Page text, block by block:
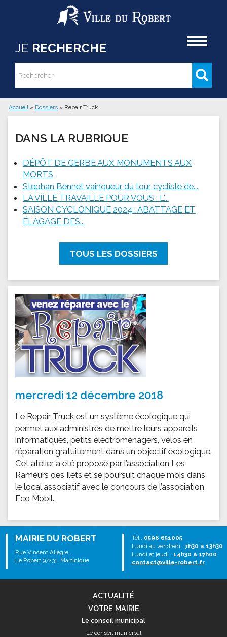
Aller au contenu principal
JE RECHERCHE
Formulaire de recherche
Rechercher
Vous êtes ici
Accueil » Dossiers » Repair Truck
DANS LA RUBRIQUE
DÉPÔT DE GERBE AUX MONUMENTS AUX
MORTS
Stephan Bennet vainqueur du tour cycliste de...
LA VILLE TRAVAILLE POUR VOUS : L'...
SAISON CYCLONIQUE 2024 : ABATTAGE ET
ÉLAGAGE DES...
TOUS LES DOSSIERS
mercredi 12 décembre 2018
Le Repair Truck est un système écologique qui
permet aux administrés de mettre leurs appareils
informatiques, petits électroménagers, vélos en
réparation gratuitement dans un objectif écologique.
Cet atelier a été proposé par l’association Les
Rameurs des Ilets et se poursuit chaque mois dans
le local associatif avec le concours de l’association
Eco Mobil.
MAIRIE DU ROBERT
Rue Vincent Allègre,
Le Robert 97231, Martinique
Tél : 0596 651005
Lundi au vendredi : 7h30 à 13h30
Lundi et jeudi : 14h30 à 17h00
contact@ville-robert.fr
ACTUALITÉ
VOTRE MAIRIE
Le conseil municipal
Le conseil municipal